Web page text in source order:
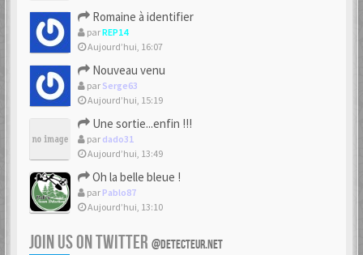
Romaine à identifier
parREP14
Aujourd’hui, 16:07
Nouveau venu
par Serge63
Aujourd’hui, 15:19
Une sortie...enfin !!!
par dado31
Aujourd’hui, 13:49
Oh la belle bleue !
par Pablo87
Aujourd’hui, 13:10
JOIN US ON TWITTER @DETECTEUR.NET